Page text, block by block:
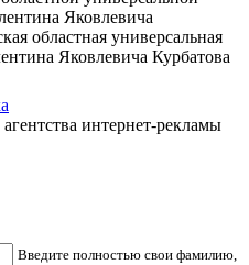
Яковлевича
областная универсальная
Яковлевича Курбатова
интернет-рекламы
Введите полностью свои фамилию,